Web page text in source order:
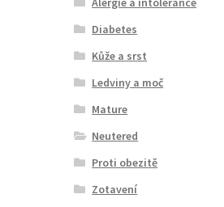
Diabetes
Kůže a srst
Ledviny a moč
Mature
Neutered
Proti obezitě
Zotavení